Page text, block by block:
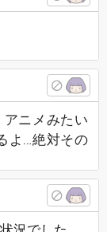
ニメみたい
よ…絶対その